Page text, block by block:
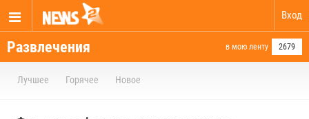
Вход
Развлечения в мою ленту 2679
Лучшее Горячее Новое